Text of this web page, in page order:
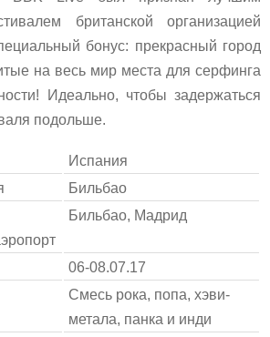
британской организацией
бонус: прекрасный город
на весь мир места для серфинга
Идеально, чтобы задержаться
подольше.
Испания
Бильбао
Бильбао, Мадрид
06-08.07.17
Смесь рока, попа, хэви-
метала, панка и инди